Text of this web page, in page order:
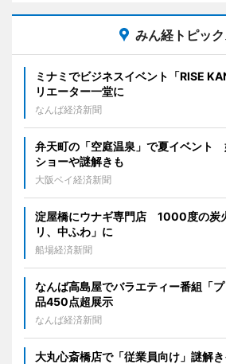
みん経トピッ
ミナミでビジネスイベント「RISE
リエーター一堂に
なんば経済新聞
弁天町の「空庭温泉」で夏イベント
ショーや謎解きも
大阪ベイ経済新聞
淀屋橋にウナギ専門店 1000度の炭
リ、中ふわ」に
船場経済新聞
なんば高島屋でバラエティー番組「
品450点超展示
なんば経済新聞
大丸心斎橋店で「従業員向け」謎解